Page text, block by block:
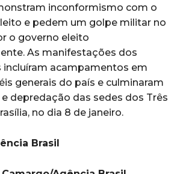
inconformismo com o
e pedem um golpe militar no
o governo eleito
As manifestações dos
incluíram acampamentos em
generais do país e culminaram
depredação das sedes dos Três
no dia 8 de janeiro.
Brasil